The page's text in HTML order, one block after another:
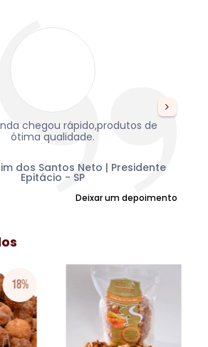
chegou rápido,produtos de
ótima qualidade.
dos Santos Neto | Presidente
Epitácio - SP
Deixar um depoimento
18%